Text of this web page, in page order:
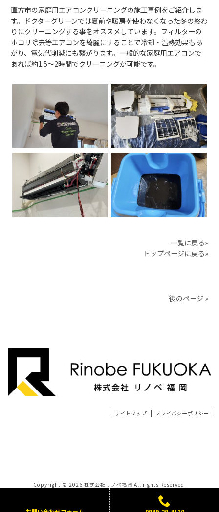
直方市の家庭用エアコンクリーニングの施工事例をご紹介しま
す。ドクターグリーンでは夏前や暖房を使わなくなった冬の終わ
りにクリーニングする事をオススメしています。フィルターの
ホコリ除去等エアコンを綺麗にすることで冷却・温熱効果もあ
がり、電気代削減にも繋がります。一般的な家庭用エアコンで
あれば約1.5～2時間でクリーニングが可能です。
一覧に戻る»
トップページに戻る»
後のページ »
サイトマップ プライバシーポリシー
Copyright © 2026 株式会社リノベ福岡 All rights Reserved.